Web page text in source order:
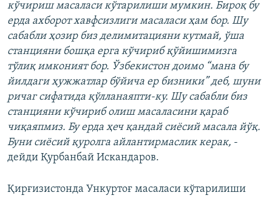
кўчириш масаласи кўтарилиши мумкин. Бироқ бу
ерда ахборот хавфсизлиги масаласи ҳам бор. Шу
сабабли ҳозир биз делимитацияни кутмай, ўша
станцияни бошқа ерга кўчириб қўйишимизга
тўлиқ имконият бор. Ўзбекистон доимо “мана бу
йилдаги ҳужжатлар бўйича ер бизники” деб, шуни
ричаг сифатида қўлланаяпти-ку. Шу сабабли биз
станцияни кўчириб олиш масаласини қараб
чиқаяпмиз. Бу ерда ҳеч қандай сиёсий масала йўқ.
Буни сиёсий қуролга айлантирмаслик керак, -
дейди Қурбанбай Искандаров.
Қирғизистонда Ункуртоғ масаласи кўтарилиши